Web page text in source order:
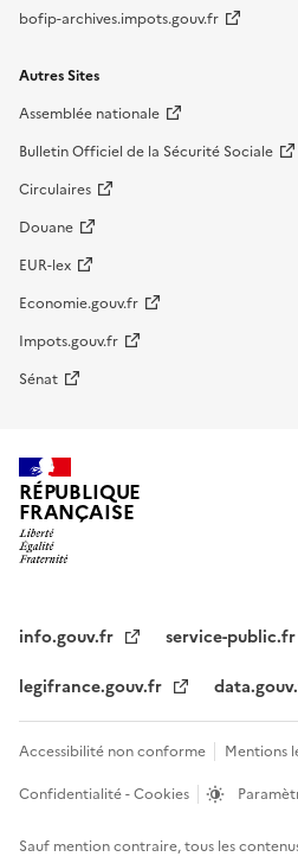
bofip-archives.impots.gouv.fr
Autres Sites
Assemblée nationale
Bulletin Officiel de la Sécurité Sociale
Circulaires
Douane
EUR-lex
Economie.gouv.fr
Impots.gouv.fr
Sénat
RÉPUBLIQUE
FRANÇAISE
info.gouv.fr
service-public.fr
legifrance.gouv.fr
Accessibilité non conforme Mentions
Confidentialité - Cookies
Sauf mention contraire, tous les